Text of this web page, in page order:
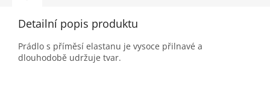
Detailní popis produktu
Prádlo s příměsí elastanu je vysoce přilnavé a
dlouhodobě udržuje tvar.